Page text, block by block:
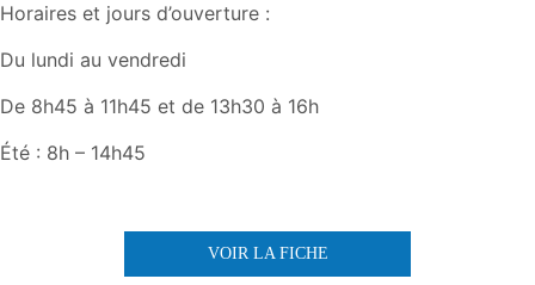
Horaires et jours d’ouverture :
Du lundi au vendredi
De 8h45 à 11h45 et de 13h30 à 16h
Été : 8h – 14h45
VOIR LA FICHE